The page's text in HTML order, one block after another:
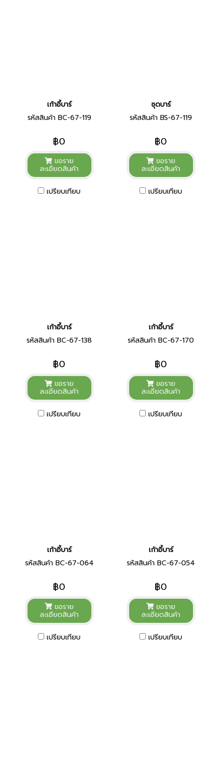
เก้าอี้บาร์
รหัสสินค้า BC-67-119
฿0
ขอราย
ละเอียดสินค้า
เปรียบเทียบ
ชุดบาร์
รหัสสินค้า BS-67-119
฿0
ขอราย
ละเอียดสินค้า
เปรียบเทียบ
เก้าอี้บาร์
รหัสสินค้า BC-67-138
฿0
ขอราย
ละเอียดสินค้า
เปรียบเทียบ
เก้าอี้บาร์
รหัสสินค้า BC-67-170
฿0
ขอราย
ละเอียดสินค้า
เปรียบเทียบ
เก้าอี้บาร์
รหัสสินค้า BC-67-064
฿0
ขอราย
ละเอียดสินค้า
เปรียบเทียบ
เก้าอี้บาร์
รหัสสินค้า BC-67-054
฿0
ขอราย
ละเอียดสินค้า
เปรียบเทียบ